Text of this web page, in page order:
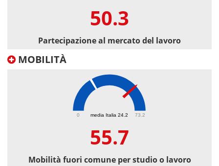
50.3
Partecipazione al mercato del lavoro
MOBILITÀ
media Italia 24.2
0 73.2
55.7
Mobilità fuori comune per studio o lavoro